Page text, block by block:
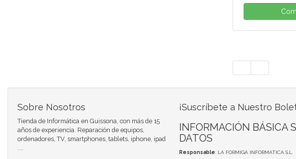
Sobre Nosotros
Tienda de Informática en Guissona, con más de 15
años de experiencia. Reparación de equipos,
ordenadores, TV, smartphones, tablets, iphone, ipad
¡Suscríbete a Nuestro
INFORMACIÓN BÁSICA
DATOS
Responsable: LA FORMIGA INFORMATICA S.L.